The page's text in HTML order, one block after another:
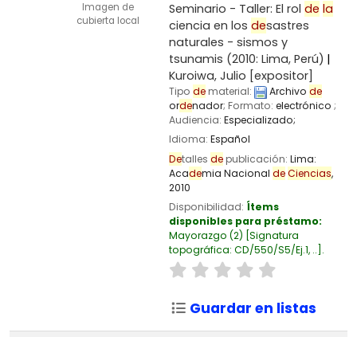
Imagen de
cubierta local
Seminario - Taller: El rol de la
ciencia en los desastres
naturales - sismos y
tsunamis (2010: Lima, Perú)
Kuroiwa, Julio [expositor]
Tipo dematerial: Archivo de
ordenador; Formato: electrónico ;
Audiencia: Especializado;
Idioma: Español
Detalles depublicación: Lima:
Academia Nacional deCiencias,
2010
Disponibilidad: Ítems
disponibles para préstamo:
Mayorazgo (2) Signatura
topográfica: CD/550/S5/Ej.1, .. .
Guardar en listas